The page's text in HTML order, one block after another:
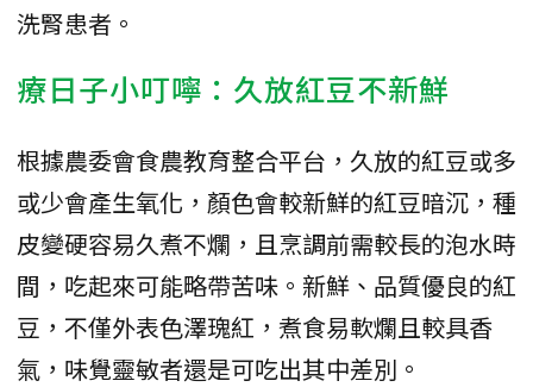
洗腎患者。
療日子小叮嚀：久放紅豆不新鮮
根據農委會食農教育整合平台，久放的紅豆或多
或少會產生氧化，顏色會較新鮮的紅豆暗沉，種
皮變硬容易久煮不爛，且烹調前需較長的泡水時
間，吃起來可能略帶苦味。新鮮、品質優良的紅
豆，不僅外表色澤瑰紅，煮食易軟爛且較具香
氣，味覺靈敏者還是可吃出其中差別。